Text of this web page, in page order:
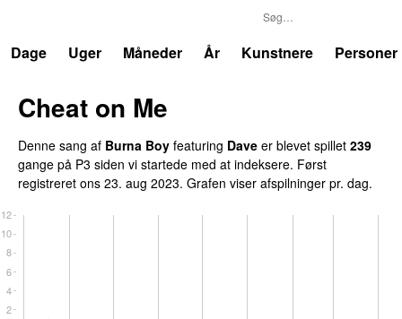
Dage
Uger Måneder År Kunstnere Personer
Cheat on Me
Denne sang af Burna Boy featuring Dave er blevet spillet 239
gange på P3 siden vi startede med at indeksere. Først
registreret ons 23. aug 2023. Grafen viser afspilninger pr. dag.
2
4
6
8
10
12